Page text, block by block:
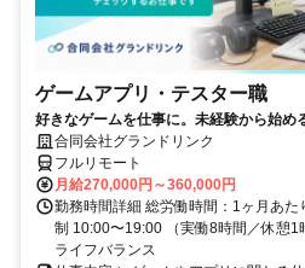
ゲームアプリ・テスター職
好きなゲームを仕事に。未経験から始め
合同会社グランドリンク
フルリモート
月給270,000円～360,000円
勤務時間詳細 総労働時間：1ヶ月あ
制 10:00〜19:00 （実働8時間／休憩1
ライフバランス